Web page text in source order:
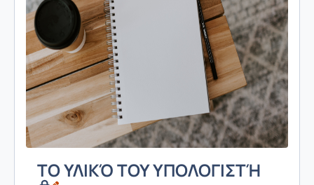
ΤΟ ΥΛΙΚΌ ΤΟΥ ΥΠΟΛΟΓΙΣΤΉ